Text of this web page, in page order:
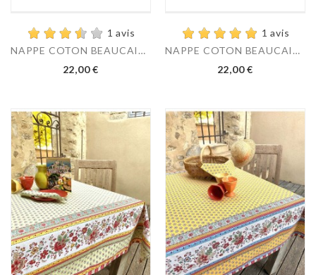
1 avis
NAPPE COTON BEAUCAIRE...
22,00 €
1 avis
NAPPE COTON BEAUCAIRE...
22,00 €